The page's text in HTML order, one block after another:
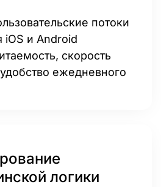
потоки
iOS и Android
скорость
ежедневного
логики